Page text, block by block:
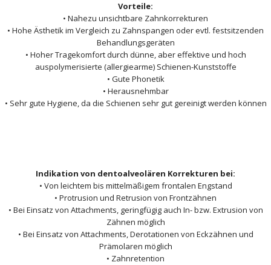
Vorteile:
• Nahezu unsichtbare Zahnkorrekturen
• Hohe Ästhetik im Vergleich zu Zahnspangen oder evtl. festsitzenden
Behandlungsgeräten
• Hoher Tragekomfort durch dünne, aber effektive und hoch
auspolymerisierte (allergiearme) Schienen-Kunststoffe
• Gute Phonetik
• Herausnehmbar
• Sehr gute Hygiene, da die Schienen sehr gut gereinigt werden können
Indikation von dentoalveolären Korrekturen bei:
• Von leichtem bis mittelmäßigem frontalen Engstand
• Protrusion und Retrusion von Frontzähnen
• Bei Einsatz von Attachments, geringfügig auch In- bzw. Extrusion von
Zähnen möglich
• Bei Einsatz von Attachments, Derotationen von Eckzähnen und
Prämolaren möglich
• Zahnretention